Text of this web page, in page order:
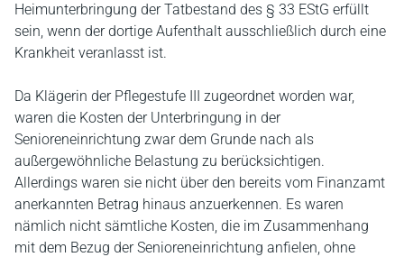
Heimunterbringung der Tatbestand des § 33 EStG erfüllt
sein, wenn der dortige Aufenthalt ausschließlich durch eine
Krankheit veranlasst ist.
Da Klägerin der Pflegestufe III zugeordnet worden war,
waren die Kosten der Unterbringung in der
Senioreneinrichtung zwar dem Grunde nach als
außergewöhnliche Belastung zu berücksichtigen.
Allerdings waren sie nicht über den bereits vom Finanzamt
anerkannten Betrag hinaus anzuerkennen. Es waren
nämlich nicht sämtliche Kosten, die im Zusammenhang
mit dem Bezug der Senioreneinrichtung anfielen, ohne